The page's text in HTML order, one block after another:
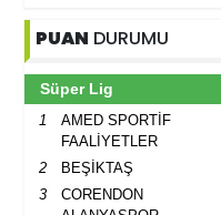
PUAN DURUMU
Süper Lig
1
AMED SPORTİF
FAALİYETLER
2 BEŞİKTAŞ
3
CORENDON